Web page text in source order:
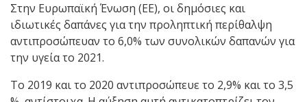
Στην Ευρωπαϊκή Ένωση (ΕΕ), οι δημόσιες και
ιδιωτικές δαπάνες για την προληπτική περίθαλψη
αντιπροσώπευαν το 6,0% των συνολικών δαπανών για
την υγεία το 2021.
Το 2019 και το 2020 αντιπροσώπευε το 2,9% και το 3,5